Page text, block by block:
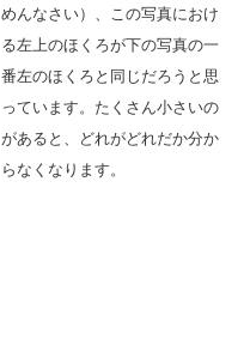
めんなさい）、この写真におけ
る左上のほくろが下の写真の一
番左のほくろと同じだろうと思
っています。たくさん小さいの
があると、どれがどれだか分か
らなくなります。